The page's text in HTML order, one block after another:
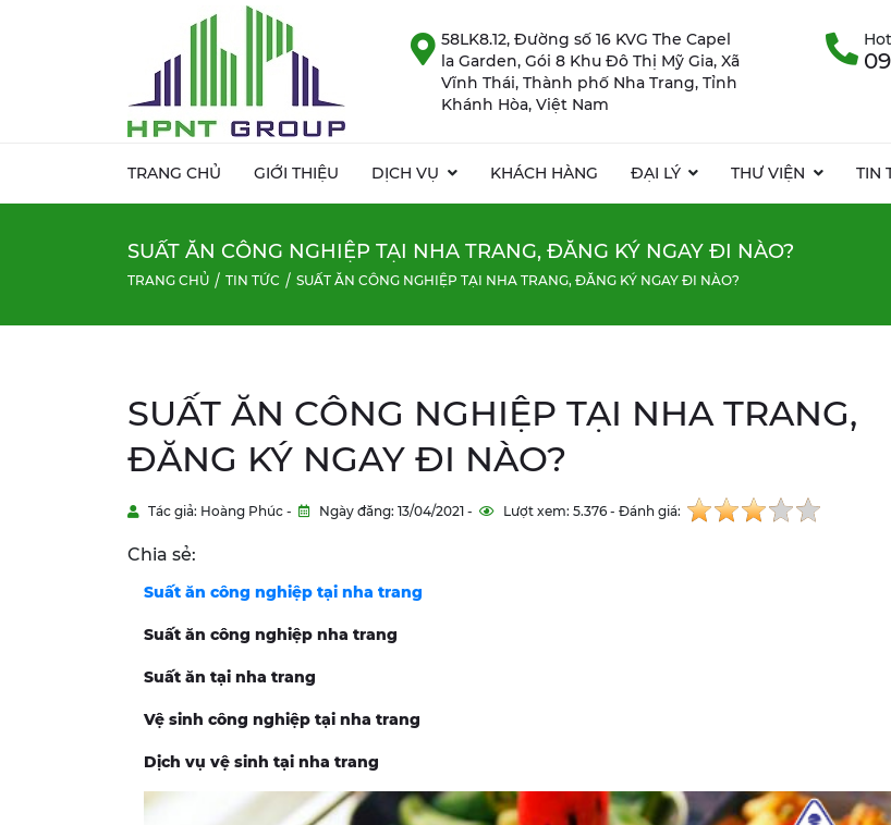
TRANG CHỦ GIỚI THIỆU DỊCH VỤ KHÁCH HÀNG ĐẠI LÝ THƯ VIỆN TIN
58LK8.12, Đường số 16 KVG The Capel
la Garden, Gói 8 Khu Đô Thị Mỹ Gia, Xã
Vĩnh Thái, Thành phố Nha Trang, Tỉnh
Khánh Hòa, Việt Nam
SUẤT ĂN CÔNG NGHIỆP TẠI NHA TRANG, ĐĂNG KÝ NGAY ĐI NÀO?
TRANG CHỦ TIN TỨC SUẤT ĂN CÔNG NGHIỆP TẠI NHA TRANG, ĐĂNG KÝ NGAY ĐI NÀO?
SUẤT ĂN CÔNG NGHIỆP TẠI NHA TRANG,
ĐĂNG KÝ NGAY ĐI NÀO?
Tác giả: Hoàng Phúc - Ngày đăng: 13/04/2021 - Lượt xem: 5.376 - Đánh giá:
Chia sẻ:
Suất ăn công nghiệp tại nha trang
Suất ăn công nghiệp nha trang
Suất ăn tại nha trang
Vệ sinh công nghiệp tại nha trang
Dịch vụ vệ sinh tại nha trang